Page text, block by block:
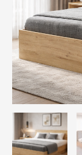
Артисан
количина